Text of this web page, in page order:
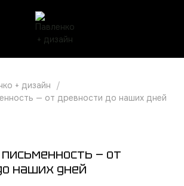
+ дизайн
— от древности до наших дней
— от
наших дней